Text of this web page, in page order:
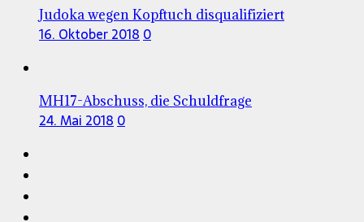
Judoka wegen Kopftuch disqualifiziert
16. Oktober 2018 0
MH17-Abschuss, die Schuldfrage
24. Mai 2018 0